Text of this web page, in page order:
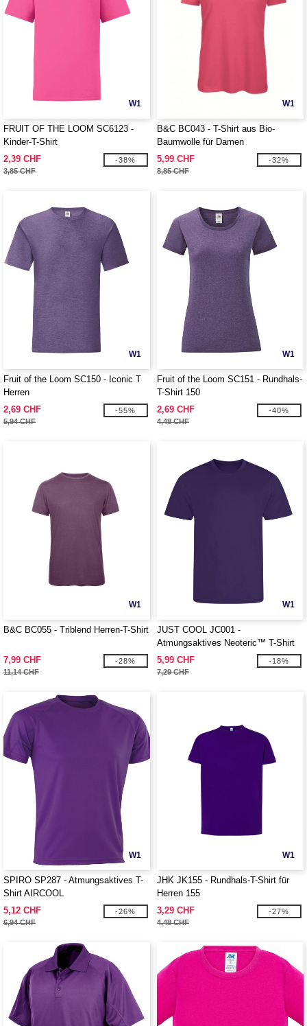
W1
FRUIT OF THE LOOM SC6123 -
Kinder-T-Shirt
2,39 CHF
3,85 CHF
-38%
W1
B&C BC043 - T-Shirt aus Bio-
Baumwolle für Damen
5,99 CHF
8,85 CHF
-32%
W1
Fruit of the Loom SC150 - Iconic T
Herren
2,69 CHF
5,94 CHF
-55%
W1
Fruit of the Loom SC151 - Rundhals-
T-Shirt 150
2,69 CHF
4,48 CHF
-40%
W1
B&C BC055 - Triblend Herren-T-Shirt
7,99 CHF
11,14 CHF
-28%
W1
JUST COOL JC001 -
Atmungsaktives Neoteric™ T-Shirt
5,99 CHF
7,29 CHF
-18%
W1
SPIRO SP287 - Atmungsaktives T-
Shirt AIRCOOL
5,12 CHF
6,94 CHF
-26%
W1
JHK JK155 - Rundhals-T-Shirt für
Herren 155
3,29 CHF
4,48 CHF
-27%